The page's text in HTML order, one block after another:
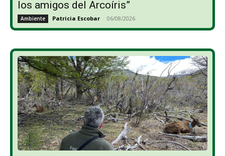
los amigos del Arcoíris”
Ambiente Patricia Escobar - 06/08/2026